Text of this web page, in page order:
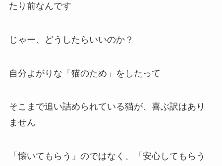
たり前なんです
じゃー、どうしたらいいのか？
自分よがりな「猫のため」をしたって
そこまで追い詰められている猫が、喜ぶ訳はあり
ません
「懐いてもらう」のではなく、「安心してもらう